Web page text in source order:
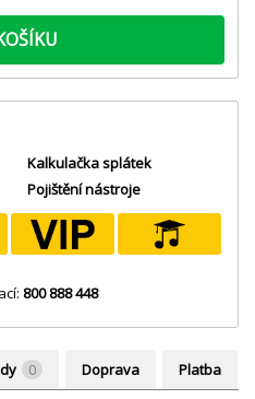
Kalkulačka splátek
Pojištění nástroje
800 888 448
0 Doprava Platba